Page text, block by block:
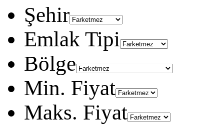
Şehir
Emlak Tipi
Bölge
Min. Fiyat
Maks. Fiyat